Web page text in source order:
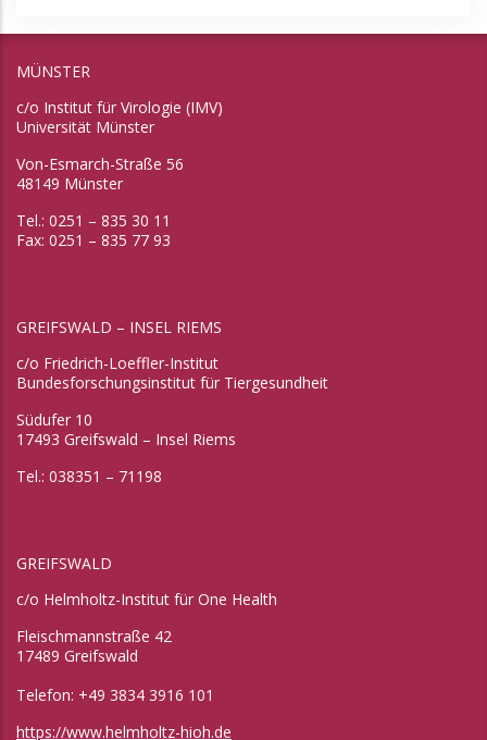
MÜNSTER
c/o Institut für Virologie (IMV)
Universität Münster
Von-Esmarch-Straße 56
48149 Münster
Tel.: 0251 – 835 30 11
Fax: 0251 – 835 77 93
GREIFSWALD – INSEL RIEMS
c/o Friedrich-Loeffler-Institut
Bundesforschungsinstitut für Tiergesundheit
Südufer 10
17493 Greifswald – Insel Riems
Tel.: 038351 – 71198
GREIFSWALD
c/o Helmholtz-Institut für One Health
Fleischmannstraße 42
17489 Greifswald
Telefon: +49 3834 3916 101
https://www.helmholtz-hioh.de